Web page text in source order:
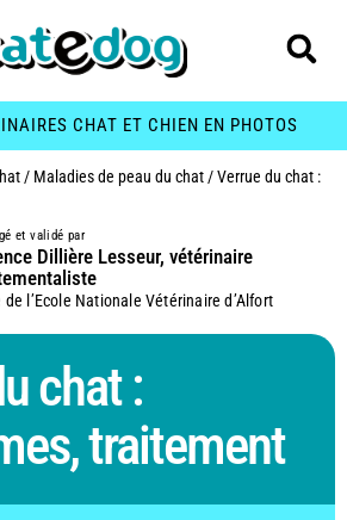
CHAT ET CHIEN EN PHOTOS
/ Maladies de peau du chat /Verrue du chat :
et validé par
Dillière Lesseur, vétérinaire
de l’Ecole Nationale Vétérinaire d’Alfort
chat :
traitement